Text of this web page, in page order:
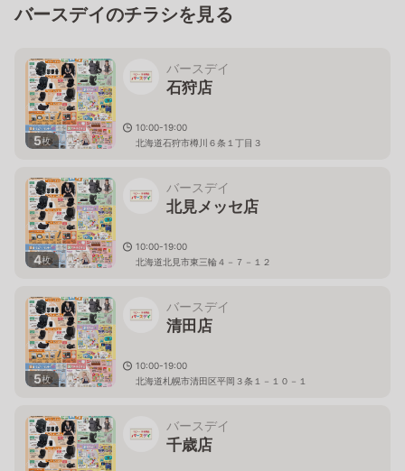
バースデイのチラシを見る
5枚
バースデイ
石狩店
10:00-19:00
北海道石狩市樽川６条１丁目３
4枚
バースデイ
北見メッセ店
10:00-19:00
北海道北見市東三輪４－７－１２
5枚
バースデイ
清田店
10:00-19:00
北海道札幌市清田区平岡３条１－１０－１
バースデイ
千歳店